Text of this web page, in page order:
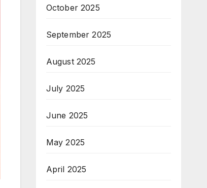
October 2025
September 2025
August 2025
July 2025
June 2025
May 2025
April 2025